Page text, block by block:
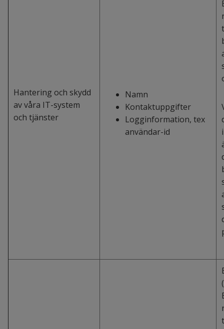
Hantering och skydd
av våra IT-system
och tjänster
Namn
Kontaktuppgifter
Logginformation, tex
användar-id